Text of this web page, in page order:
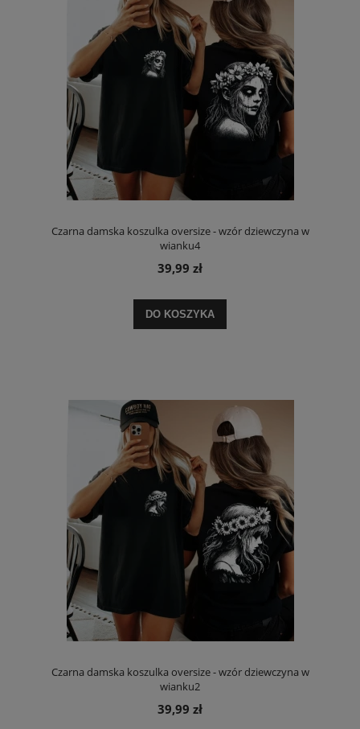
Czarna damska koszulka oversize - wzór dziewczyna w
wianku4
39,99 zł
DO KOSZYKA
Czarna damska koszulka oversize - wzór dziewczyna w
wianku2
39,99 zł